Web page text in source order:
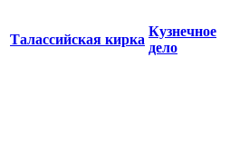
Талассийская кирка
Кузнечное
дело